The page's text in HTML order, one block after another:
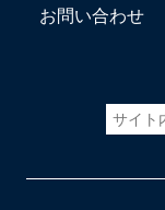
お問い合わせ